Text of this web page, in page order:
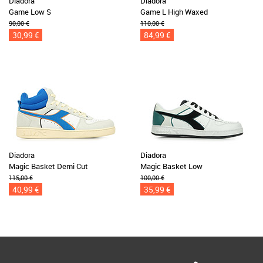
Game Low S
90,00 €
30,99 €
Game L High Waxed
110,00 €
84,99 €
Diadora
Magic Basket Demi Cut
115,00 €
40,99 €
Diadora
Magic Basket Low
100,00 €
35,99 €